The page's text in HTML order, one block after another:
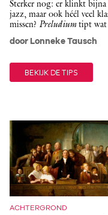
Sterker nog: er klinkt
jazz, maar ook héél veel
missen? Preludiumtipt wat
door Lonneke Tausch
BEKIJK DE TIPS
ACHTERGROND